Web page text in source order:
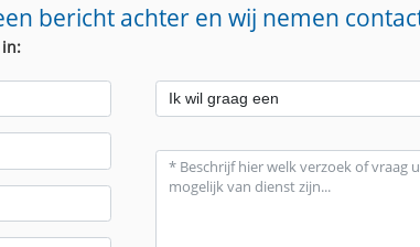
bericht achter en wij nemen